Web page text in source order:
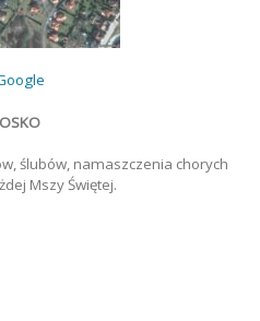
ślubów, namaszczenia chorych
Mszy Świętej.